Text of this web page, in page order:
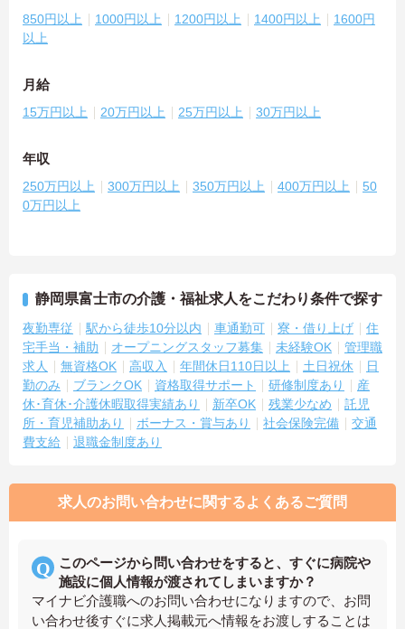
850円以上 1000円以上 1200円以上 1400円以上
1600円
以上
月給
15万円以上 20万円以上 25万円以上 30万円以上
年収
250万円以上 300万円以上 350万円以上 400万円以上
50
0万円以上
静岡県富士市の介護・福祉求人をこだわり条件で探す
夜勤専従 駅から徒歩10分以内 車通勤可 寮・借り上げ
住
宅手当・補助
オープニングスタッフ募集 未経験OK
管理職
求人
無資格OK 高収入 年間休日110日以上 土日祝休
日
勤のみ
ブランクOK 資格取得サポート 研修制度あり
産
休･育休･介護休暇取得実績あり
新卒OK 残業少なめ
託児
所・育児補助あり
ボーナス・賞与あり 社会保険完備
交通
費支給
退職金制度あり
求人のお問い合わせに関するよくあるご質問
このページから問い合わせをすると、すぐに病院や
施設に個人情報が渡されてしまいますか？
マイナビ介護職へのお問い合わせになりますので、お問
い合わせ後すぐに求人掲載元へ情報をお渡しすることは